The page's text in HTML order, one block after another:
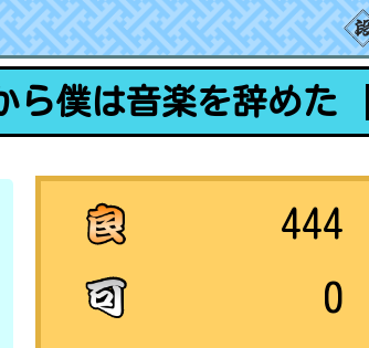
ら僕は音楽を辞めた
444
0